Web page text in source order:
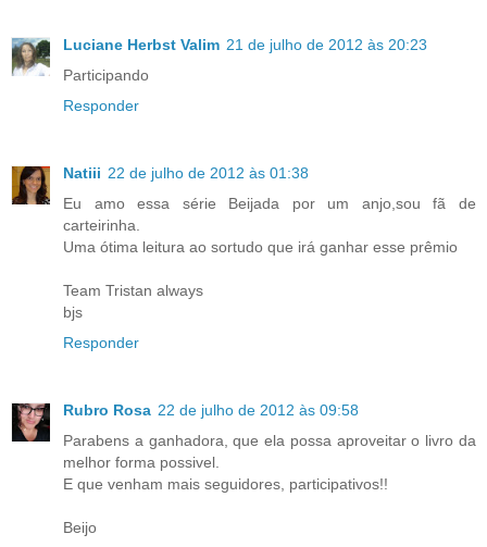
Luciane Herbst Valim 21 de julho de 2012 às 20:23
Participando
Responder
Natiii 22 de julho de 2012 às 01:38
Eu amo essa série Beijada por um anjo,sou fã de
carteirinha.
Uma ótima leitura ao sortudo que irá ganhar esse prêmio
Team Tristan always
bjs
Responder
Rubro Rosa 22 de julho de 2012 às 09:58
Parabens a ganhadora, que ela possa aproveitar o livro da
melhor forma possivel.
E que venham mais seguidores, participativos!!
Beijo